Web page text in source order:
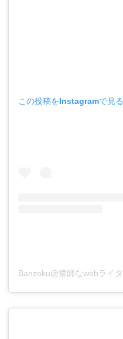
この投稿をInstagramで見る